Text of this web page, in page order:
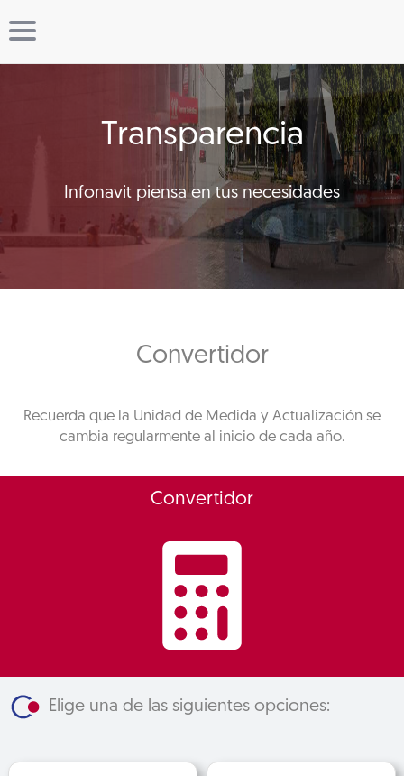
Transparencia
Infonavit piensa en tus necesidades
Convertidor
Recuerda que la Unidad de Medida y Actualización se
cambia regularmente al inicio de cada año.
Convertidor
Elige una de las siguientes opciones: